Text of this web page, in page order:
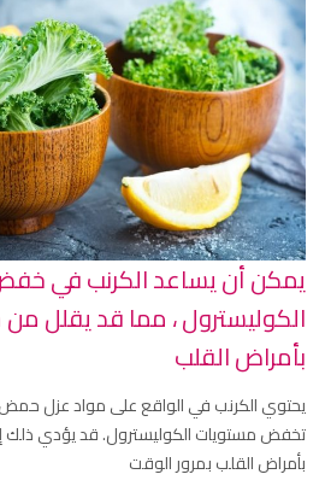
يمكن أن يساعد الكرنب في
الكوليسترول ، مما قد يقلل من
بأمراض القلب
يحتوي الكرنب في الواقع على مواد عزل حمض
تخفض مستويات الكوليسترول. قد يؤدي ذلك
بأمراض القلب بمرور الوقت